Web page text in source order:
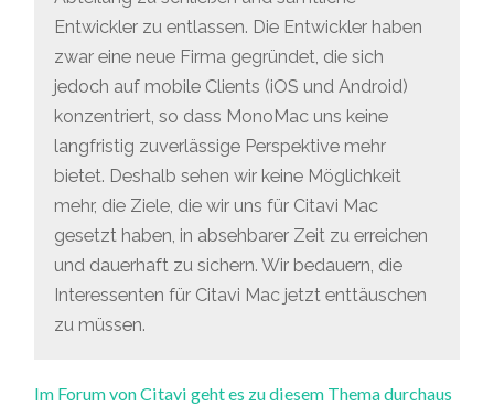
Entwickler zu entlassen. Die Entwickler haben
zwar eine neue Firma gegründet, die sich
jedoch auf mobile Clients (iOS und Android)
konzentriert, so dass MonoMac uns keine
langfristig zuverlässige Perspektive mehr
bietet. Deshalb sehen wir keine Möglichkeit
mehr, die Ziele, die wir uns für Citavi Mac
gesetzt haben, in absehbarer Zeit zu erreichen
und dauerhaft zu sichern. Wir bedauern, die
Interessenten für Citavi Mac jetzt enttäuschen
zu müssen.
Im Forum von Citavi geht es zu diesem Thema durchaus